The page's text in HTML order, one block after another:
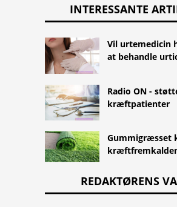
INTERESSANTE
Vil urtemedicin
at behandle
Radio ON -
kræftpatienter
Gummigræsset
REDAKTØRENS